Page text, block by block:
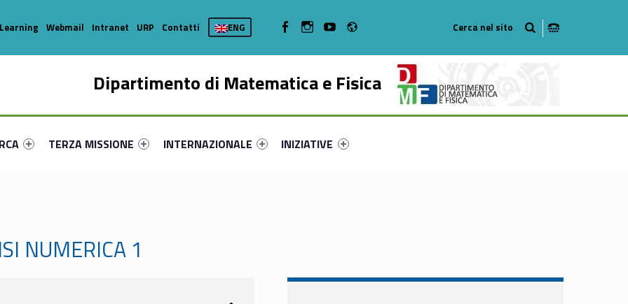
Dipartimento di Matematica e Fisica
primary-76211-16
#link-menu-primary-30715-35
Link identifier #link-menu-primary-78333-44
TERZA MISSIONE
Link identifier #link-menu-primary-26776-53
INTERNAZIONALE
Link identifier #link-menu-primary-7774-62
INIZIATIVE
Webmail Intranet URP Contatti ENG WebMan on FacebookWebMan on Instagram
WebMan on Youtube
NUMERICA 1